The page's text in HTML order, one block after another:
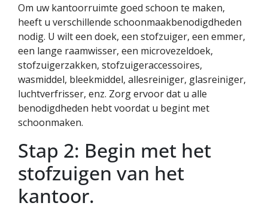
Om uw kantoorruimte goed schoon te maken,
heeft u verschillende schoonmaakbenodigdheden
nodig. U wilt een doek, een stofzuiger, een emmer,
een lange raamwisser, een microvezeldoek,
stofzuigerzakken, stofzuigeraccessoires,
wasmiddel, bleekmiddel, allesreiniger, glasreiniger,
luchtverfrisser, enz. Zorg ervoor dat u alle
benodigdheden hebt voordat u begint met
schoonmaken.
Stap 2: Begin met het
stofzuigen van het
kantoor.